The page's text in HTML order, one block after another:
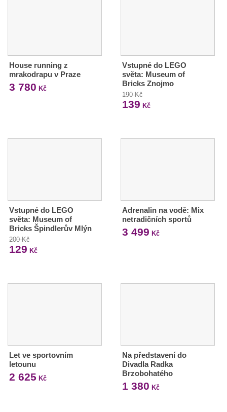
House running z
mrakodrapu v Praze
3 780 Kč
Vstupné do LEGO
světa: Museum of
Bricks Znojmo
190 Kč
139 Kč
Vstupné do LEGO
světa: Museum of
Bricks Špindlerův Mlýn
200 Kč
129 Kč
Adrenalin na vodě: Mix
netradičních sportů
3 499 Kč
Let ve sportovním
letounu
2 625 Kč
Na představení do
Divadla Radka
Brzobohatého
1 380 Kč